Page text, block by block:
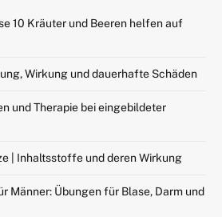
10 Kräuter und Beeren helfen auf
Wirkung und dauerhafte Schäden
und Therapie bei eingebildeter
| Inhaltsstoffe und deren Wirkung
Männer: Übungen für Blase, Darm und